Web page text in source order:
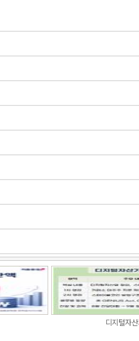
디지털자